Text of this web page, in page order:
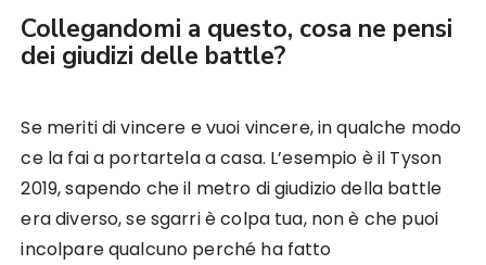
Collegandomi a questo, cosa ne pensi
dei giudizi delle battle?
Se meriti di vincere e vuoi vincere, in qualche modo
ce la fai a portartela a casa. L’esempio è il Tyson
2019, sapendo che il metro di giudizio della battle
era diverso, se sgarri è colpa tua, non è che puoi
incolpare qualcuno perché ha fatto